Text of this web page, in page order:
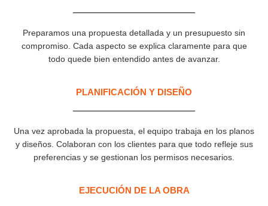
Preparamos una propuesta detallada y un presupuesto sin
compromiso. Cada aspecto se explica claramente para que
todo quede bien entendido antes de avanzar.
PLANIFICACIÓN Y DISEÑO
Una vez aprobada la propuesta, el equipo trabaja en los planos
y diseños. Colaboran con los clientes para que todo refleje sus
preferencias y se gestionan los permisos necesarios.
EJECUCIÓN DE LA OBRA